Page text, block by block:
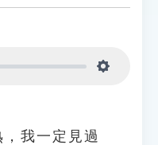
，我一定見過